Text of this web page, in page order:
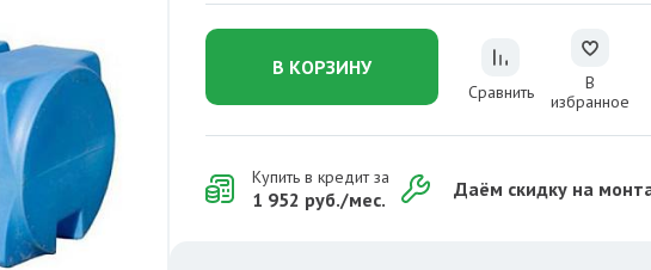
В КОРЗИНУ
Сравнить
В
избранное
Купить в кредит за
1 952 руб./мес. Даём скидку на